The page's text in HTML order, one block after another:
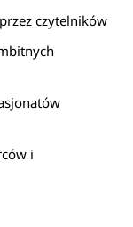
czytelników
i